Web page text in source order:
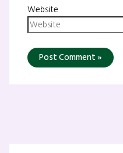
Website